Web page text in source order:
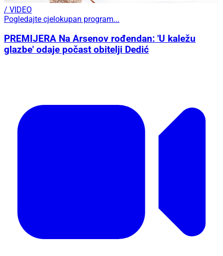
/ VIDEO
Pogledajte cjelokupan program...
PREMIJERA Na Arsenov rođendan: 'U kaležu
glazbe' odaje počast obitelji Dedić